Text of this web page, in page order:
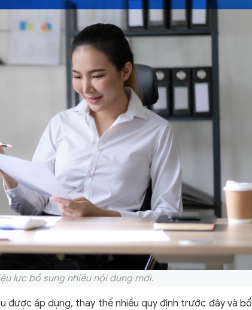
lực bổ sung nhiều nội dung mới.
được áp dụng, thay thế nhiều quy định trước đây và bổ